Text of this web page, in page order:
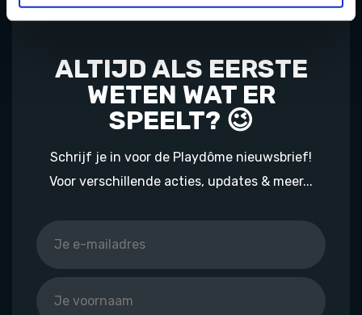
ALTIJD ALS EERSTE
WETEN WAT ER
SPEELT? 😉
Schrijf je in voor de Playdôme nieuwsbrief!
Voor verschillende acties, updates & meer...